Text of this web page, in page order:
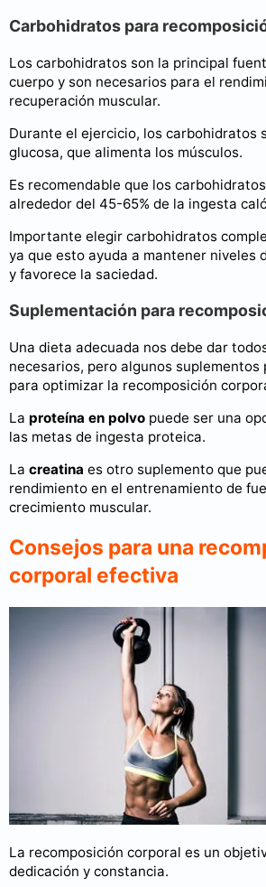
Carbohidratos para
Los carbohidratos son la principal
cuerpo y son necesarios para el
recuperación muscular.
Durante el ejercicio, los carbohidratos
glucosa, que alimenta los músculos.
Es recomendable que los
alrededor del 45-65% de la ingesta
Importante elegir carbohidratos
ya que esto ayuda a mantener niveles
y favorece la saciedad.
Suplementación para
Una dieta adecuada nos debe dar
necesarios, pero algunos suplementos
para optimizar la recomposición
La proteína en polvo puede ser una
las metas de ingesta proteica.
La creatina es otro suplemento que
rendimiento en el entrenamiento de
crecimiento muscular.
Consejos para una
corporal efectiva
La recomposición corporal es un
dedicación y constancia.